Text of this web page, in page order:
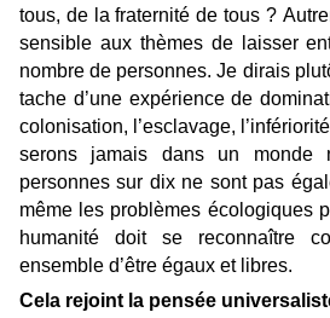
tous, de la fraternité de tous ?
sensible aux thèmes de laisser
nombre de personnes. Je dirais
tache d’une expérience de
colonisation, l’esclavage,
serons jamais dans un monde
personnes sur dix ne sont pas
même les problèmes écologiques
humanité doit se reconnaître
ensemble d’être égaux et libres.
Cela rejoint la pensée